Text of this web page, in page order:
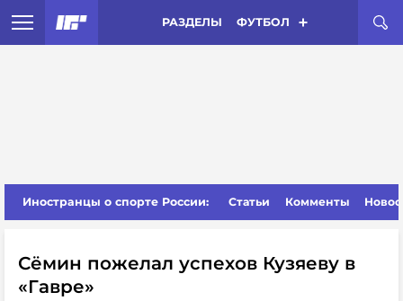
РАЗДЕЛЫ ФУТБОЛ
Иностранцы о спорте России: Статьи Комменты
Сёмин пожелал успехов Кузяеву в
«Гавре»